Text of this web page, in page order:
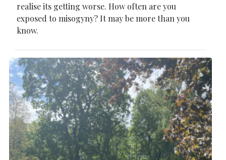
realise its getting worse. How often are you
exposed to misogyny? It may be more than you
know.